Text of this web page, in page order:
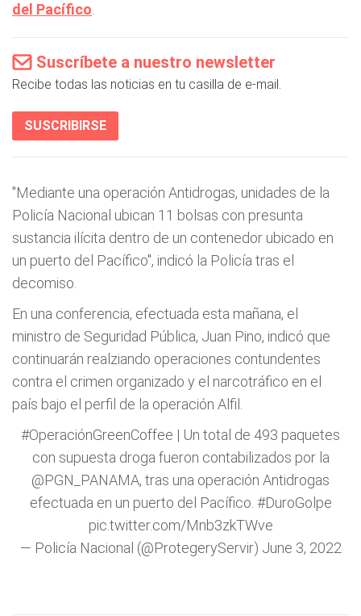
del Pacífico
Suscríbete a nuestro newsletter
Recibe todas las noticias en tu casilla de e-mail.
SUSCRIBIRSE
"Mediante una operación Antidrogas, unidades de la
Policía Nacional ubican 11 bolsas con presunta
sustancia ilícita dentro de un contenedor ubicado en
un puerto del Pacífico", indicó la Policía tras el
decomiso.
En una conferencia, efectuada esta mañana, el
ministro de Seguridad Pública, Juan Pino, indicó que
continuarán realziando operaciones contundentes
contra el crimen organizado y el narcotráfico en el
país bajo el perfil de la operación Alfil.
#OperaciónGreenCoffee | Un total de 493 paquetes
con supuesta droga fueron contabilizados por la
@PGN_PANAMA, tras una operación Antidrogas
efectuada en un puerto del Pacífico. #DuroGolpe
pic.twitter.com/Mnb3zkTWve
— Policía Nacional (@ProtegeryServir) June 3, 2022